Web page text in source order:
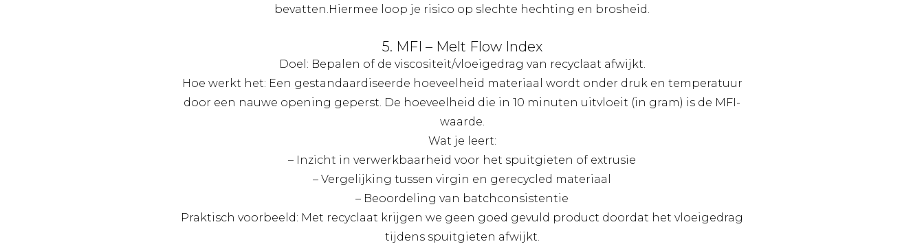
bevatten.Hiermee loop je risico op slechte hechting en brosheid.
5. MFI – Melt Flow Index
Doel: Bepalen of de viscositeit/vloeigedrag van recyclaat afwijkt.
Hoe werkt het: Een gestandaardiseerde hoeveelheid materiaal wordt onder druk en temperatuur
door een nauwe opening geperst. De hoeveelheid die in 10 minuten uitvloeit (in gram) is de MFI-
waarde.
Wat je leert:
– Inzicht in verwerkbaarheid voor het spuitgieten of extrusie
– Vergelijking tussen virgin en gerecycled materiaal
– Beoordeling van batchconsistentie
Praktisch voorbeeld: Met recyclaat krijgen we geen goed gevuld product doordat het vloeigedrag
tijdens spuitgieten afwijkt.